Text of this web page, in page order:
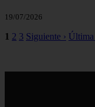
19/07/2026
1 2 3 Siguiente › Última